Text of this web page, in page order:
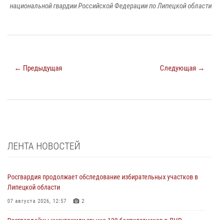
национальной гвардии Российской Федерации по Липецкой области
← Предыдущая Следующая →
ЛЕНТА НОВОСТЕЙ
Росгвардия продолжает обследование избирательных участков в
Липецкой области
07 августа 2026, 12:57 2